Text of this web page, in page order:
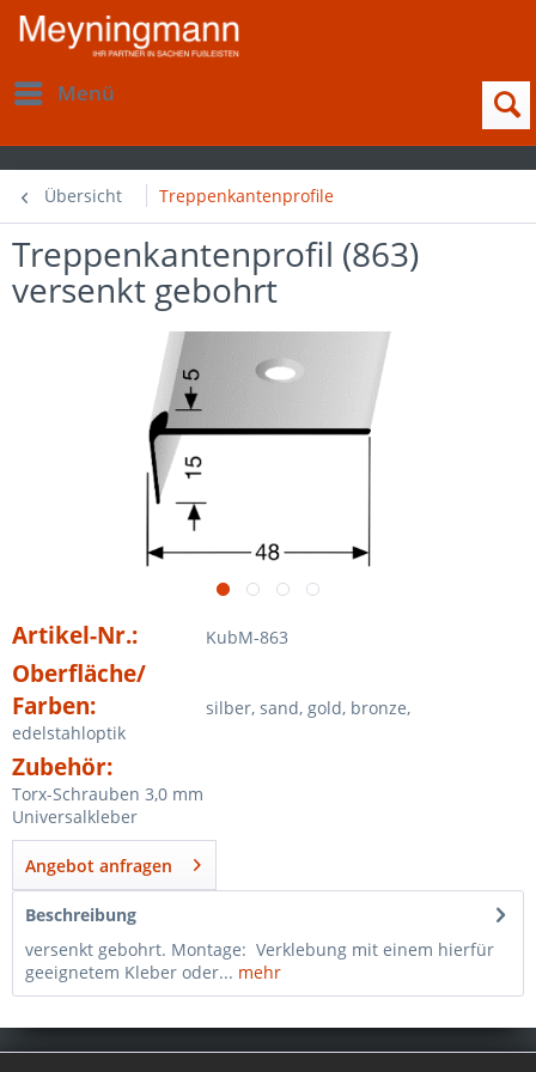
Menü
Übersicht Treppenkantenprofile
Treppenkantenprofil (863)
versenkt gebohrt
Artikel-Nr.: KubM-863
Oberfläche/
Farben:
silber, sand, gold, bronze,
edelstahloptik
Zubehör:
Torx-Schrauben 3,0 mm
Universalkleber
Angebot anfragen
Beschreibung
versenkt gebohrt. Montage: Verklebung mit einem hierfür
geeignetem Kleber oder... mehr